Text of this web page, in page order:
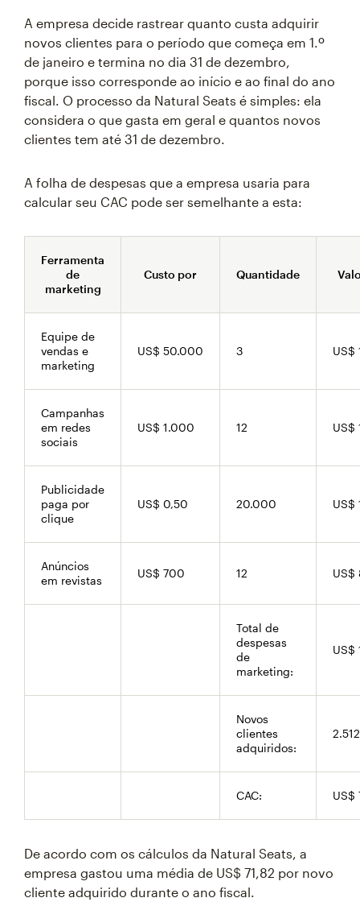
A empresa decide rastrear quanto custa adquirir
novos clientes para o período que começa em 1.º
de janeiro e termina no dia 31 de dezembro,
porque isso corresponde ao início e ao final do ano
fiscal. O processo da Natural Seats é simples: ela
considera o que gasta em geral e quantos novos
clientes tem até 31 de dezembro.
A folha de despesas que a empresa usaria para
calcular seu CAC pode ser semelhante a esta:
Ferramenta
de
marketing
Custo por Quantidade
Equipe de
vendas e
marketing
US$ 50.000 3 US$
Campanhas
em redes
sociais
US$ 1.000 12 US$
Publicidade
paga por
clique
US$ 0,50 20.000 US$
Anúncios
em revistas
US$ 700 12 US$
Total de
despesas
de
marketing:
US$
Novos
clientes
adquiridos:
2.512
CAC: US$
De acordo com os cálculos da Natural Seats, a
empresa gastou uma média de US$ 71,82 por novo
cliente adquirido durante o ano fiscal.